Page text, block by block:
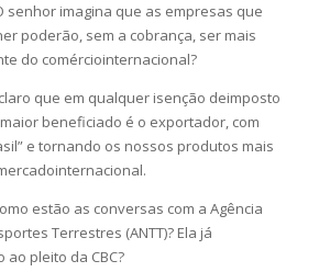
senhor imagina que as empresas que
poderão, sem a cobrança, ser mais
do comérciointernacional?
que em qualquer isenção deimposto
beneficiado é o exportador, com
e tornando os nossos produtos mais
estão as conversas com a Agência
Terrestres (ANTT)? Ela já
pleito da CBC?